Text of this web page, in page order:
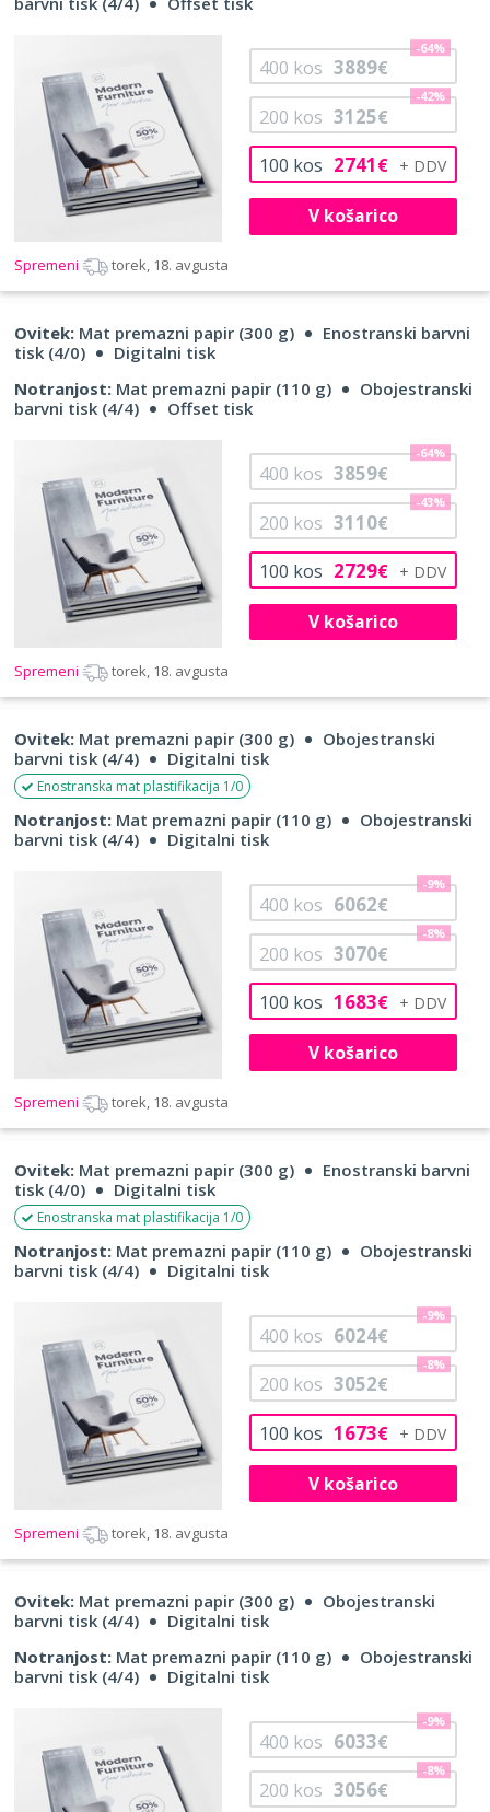
100 kos 2741€
200 kos 3125€
-42%
400 kos 3889€
-64%
V košarico
Spremeni torek, 18. avgusta
Ovitek: Mat premazni papir (300 g)
Enostranski barvni
tisk (4/0)
Digitalni tisk
Notranjost: Mat premazni papir (110 g)
Obojestranski
barvni tisk (4/4)
Offset tisk
100 kos 2729€
200 kos 3110€
-43%
400 kos 3859€
-64%
V košarico
Spremeni torek, 18. avgusta
Ovitek: Mat premazni papir (300 g)
Obojestranski
barvni tisk (4/4)
Digitalni tisk
Enostranska mat plastifikacija 1/0
Notranjost: Mat premazni papir (110 g)
Obojestranski
barvni tisk (4/4)
Digitalni tisk
100 kos 1683€
200 kos 3070€
-8%
400 kos 6062€
-9%
V košarico
Spremeni torek, 18. avgusta
Ovitek: Mat premazni papir (300 g)
Enostranski barvni
tisk (4/0)
Digitalni tisk
Enostranska mat plastifikacija 1/0
Notranjost: Mat premazni papir (110 g)
Obojestranski
barvni tisk (4/4)
Digitalni tisk
100 kos 1673€
200 kos 3052€
-8%
400 kos 6024€
-9%
V košarico
Spremeni torek, 18. avgusta
Ovitek: Mat premazni papir (300 g)
Obojestranski
barvni tisk (4/4)
Digitalni tisk
Notranjost: Mat premazni papir (110 g)
Obojestranski
barvni tisk (4/4)
Digitalni tisk
200 kos 3056€
-8%
400 kos 6033€
-9%